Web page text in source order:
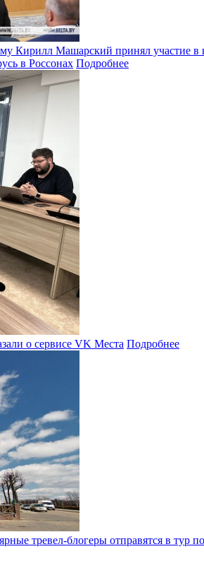
Кирилл Машарский принял участие
в Россонах Подробнее
о сервисе VK Места Подробнее
тревел-блогеры отправятся в тур